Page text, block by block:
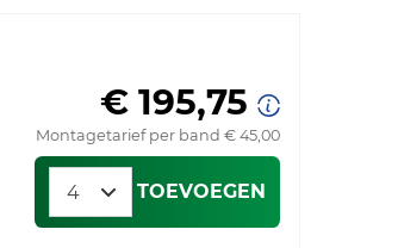
€ 195,75
Montagetarief per band € 45,00
TOEVOEGEN